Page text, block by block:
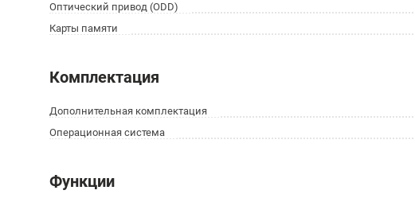
Оптический привод (ODD)
Карты памяти
Комплектация
Дополнительная комплектация
Операционная система
Функции